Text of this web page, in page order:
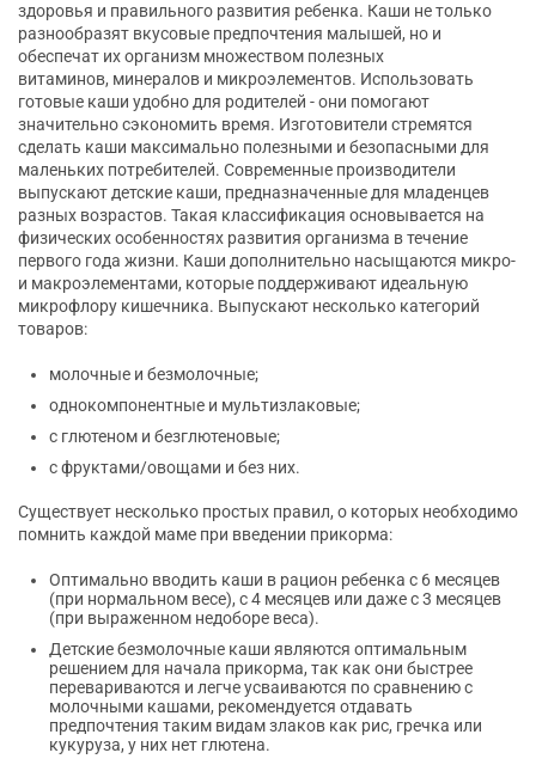
здоровья и правильного развития ребенка. Каши не только
разнообразят вкусовые предпочтения малышей, но и
обеспечат их организм множеством полезных
витаминов, минералов и микроэлементов. Использовать
готовые каши удобно для родителей - они помогают
значительно сэкономить время. Изготовители стремятся
сделать каши максимально полезными и безопасными для
маленьких потребителей. Современные производители
выпускают детские каши, предназначенные для младенцев
разных возрастов. Такая классификация основывается на
физических особенностях развития организма в течение
первого года жизни. Каши дополнительно насыщаются микро-
и макроэлементами, которые поддерживают идеальную
микрофлору кишечника. Выпускают несколько категорий
товаров:
молочные и безмолочные;
однокомпонентные и мультизлаковые;
с глютеном и безглютеновые;
с фруктами/овощами и без них.
Существует несколько простых правил, о которых необходимо
помнить каждой маме при введении прикорма:
Оптимально вводить каши в рацион ребенка с 6 месяцев
(при нормальном весе), с 4 месяцев или даже с 3 месяцев
(при выраженном недоборе веса).
Детские безмолочные каши являются оптимальным
решением для начала прикорма, так как они быстрее
перевариваются и легче усваиваются по сравнению с
молочными кашами, рекомендуется отдавать
предпочтения таким видам злаков как рис, гречка или
кукуруза, у них нет глютена.